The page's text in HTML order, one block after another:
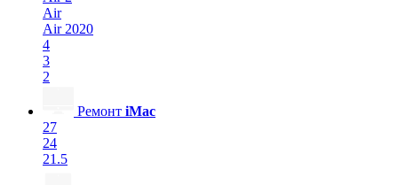
Air
Air 2020
4
3
2
Ремонт iMac
27
24
21.5